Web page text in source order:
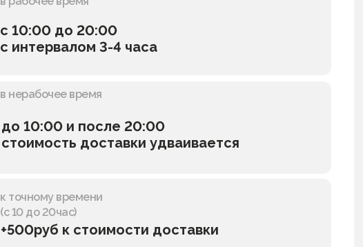
с 10:00 до 20:00
с интервалом 3-4 часа
в нерабочее время
до 10:00 и после 20:00
стоимость доставки удваивается
к точному времени
(с 10 до 20час)
+500руб к стоимости доставки